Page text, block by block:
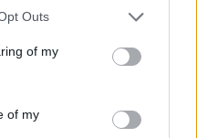
Outs
of my
of my